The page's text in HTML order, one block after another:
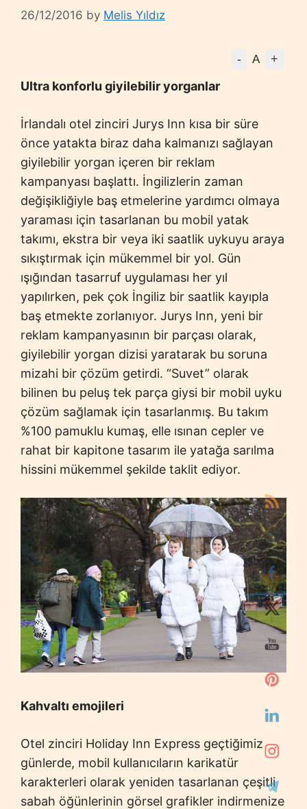
26/12/2016 by Melis Yıldız
- A +
Ultra konforlu giyilebilir yorganlar
İrlandalı otel zinciri Jurys Inn kısa bir süre
önce yatakta biraz daha kalmanızı sağlayan
giyilebilir yorgan içeren bir reklam
kampanyası başlattı. İngilizlerin zaman
değişikliğiyle baş etmelerine yardımcı olmaya
yaraması için tasarlanan bu mobil yatak
takımı, ekstra bir veya iki saatlik uykuyu araya
sıkıştırmak için mükemmel bir yol. Gün
ışığından tasarruf uygulaması her yıl
yapılırken, pek çok İngiliz bir saatlik kayıpla
baş etmekte zorlanıyor. Jurys Inn, yeni bir
reklam kampanyasının bir parçası olarak,
giyilebilir yorgan dizisi yaratarak bu soruna
mizahi bir çözüm getirdi. “Suvet” olarak
bilinen bu peluş tek parça giysi bir mobil uyku
çözüm sağlamak için tasarlanmış. Bu takım
%100 pamuklu kumaş, elle ısınan cepler ve
rahat bir kapitone tasarım ile yatağa sarılma
hissini mükemmel şekilde taklit ediyor.
Kahvaltı emojileri
Otel zinciri Holiday Inn Express geçtiğimiz
günlerde, mobil kullanıcıların karikatür
karakterleri olarak yeniden tasarlanan çeşitli
sabah öğünlerinin görsel grafikler indirmenize